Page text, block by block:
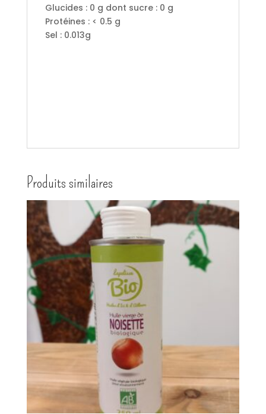
Glucides : 0 g dont sucre : 0 g
Protéines : < 0.5 g
Sel : 0.013g
Produits similaires